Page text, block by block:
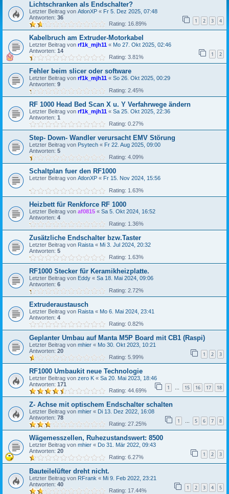
Lichtschranken als Endschalter?
Letzter Beitrag von AtlonXP « Fr 5. Dez 2025, 07:48
Antworten: 36 1 2 3 4
Rating: 16.89%
Kabelbruch am Extruder-Motorkabel
Letzter Beitrag von rf1k_mjh11 « Mo 27. Okt 2025, 02:46
Antworten: 14 1 2
Rating: 3.81%
Fehler beim slicer oder software
Letzter Beitrag von rf1k_mjh11 « So 26. Okt 2025, 00:29
Antworten: 9
Rating: 2.45%
RF 1000 Head Bed Scan X u. Y Verfahrwege ändern
Letzter Beitrag von rf1k_mjh11 « Sa 25. Okt 2025, 22:36
Antworten: 1
Rating: 0.27%
Step- Down- Wandler verursacht EMV Störung
Letzter Beitrag von Psytech « Fr 22. Aug 2025, 09:00
Antworten: 5
Rating: 4.09%
Schaltplan fuer den RF1000
Letzter Beitrag von AtlonXP « Fr 15. Nov 2024, 15:56
Rating: 1.63%
Heizbett für Renkforce RF 1000
Letzter Beitrag von af0815 « Sa 5. Okt 2024, 16:52
Antworten: 4
Rating: 1.36%
Zusätzliche Endschalter bzw.Taster
Letzter Beitrag von Raista « Mi 3. Jul 2024, 20:32
Antworten: 5
Rating: 1.63%
RF1000 Stecker für Keramikheizplatte.
Letzter Beitrag von Eddy « Sa 18. Mai 2024, 09:06
Antworten: 6
Rating: 2.72%
Extruderaustausch
Letzter Beitrag von Raista « Mo 6. Mai 2024, 23:41
Antworten: 4
Rating: 0.82%
Geplanter Umbau auf Manta M5P Board mit CB1 (Raspi)
Letzter Beitrag von mhier « Mo 30. Okt 2023, 10:21
Antworten: 20 1 2 3
Rating: 5.99%
RF1000 Umbaukit neue Technologie
Letzter Beitrag von zero K « Sa 20. Mai 2023, 18:46
Antworten: 171 1 … 15 16 17 18
Rating: 44.69%
Z- Achse mit optischem Endschalter schalten
Letzter Beitrag von mhier « Di 13. Dez 2022, 16:08
Antworten: 78 1 … 5 6 7 8
Rating: 27.25%
Wägemesszellen, Ruhezustandswert: 8500
Letzter Beitrag von mhier « Do 31. Mär 2022, 09:43
Antworten: 20 1 2 3
Rating: 6.27%
Bauteilelüfter dreht nicht.
Letzter Beitrag von RFrank « Mi 9. Feb 2022, 23:21
Antworten: 40 1 2 3 4 5
Rating: 17.44%